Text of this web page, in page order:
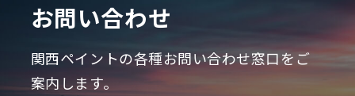
お問い合わせ
関西ペイントの各種お問い合わせ窓口をご
案内します。